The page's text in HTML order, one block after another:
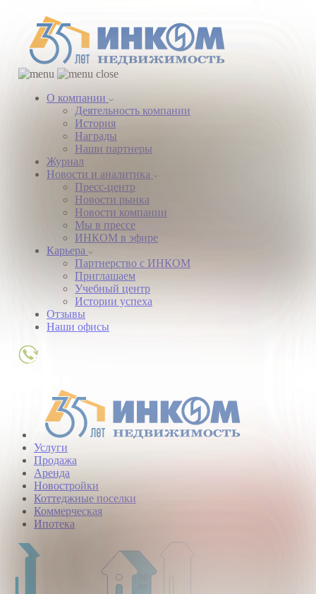
О компании
Деятельность компании
История
Награды
Наши партнеры
Журнал
Новости и аналитика
Пресс-центр
Новости рынка
Новости компании
Мы в прессе
ИНКОМ в эфире
Карьера
Партнерство с ИНКОМ
Приглашаем
Учебный центр
Истории успеха
Отзывы
Наши офисы
Услуги
Продажа
Аренда
Новостройки
Коттеджные поселки
Коммерческая
Ипотека